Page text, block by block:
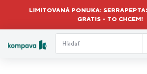
LIMITOVANÁ PONUKA:
GRATIS – TO CHCEM!